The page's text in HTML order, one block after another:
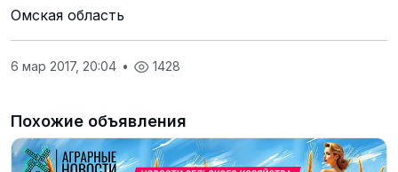
Омская область
6 мар 2017, 20:04 • 1428
Похожие объявления